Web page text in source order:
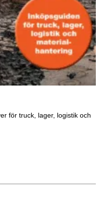
för truck, lager, logistik och